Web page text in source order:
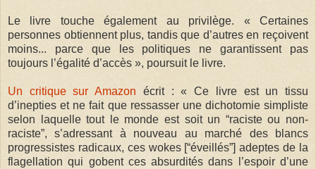
Le livre touche également au privilège. « Certaines
personnes obtiennent plus, tandis que d’autres en reçoivent
moins... parce que les politiques ne garantissent pas
toujours l’égalité d’accès », poursuit le livre.
Un critique sur Amazon écrit : « Ce livre est un tissu
d’inepties et ne fait que ressasser une dichotomie simpliste
selon laquelle tout le monde est soit un “raciste ou non-
raciste”, s’adressant à nouveau au marché des blancs
progressistes radicaux, ces wokes [“éveillés”] adeptes de la
flagellation qui gobent ces absurdités dans l’espoir d’une